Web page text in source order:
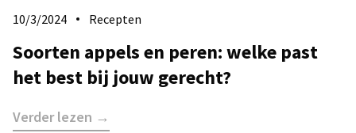
10/3/2024 Recepten
Soorten appels en peren: welke past
het best bij jouw gerecht?
Verder lezen →